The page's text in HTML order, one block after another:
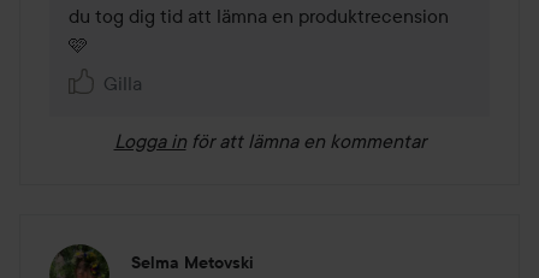
du tog dig tid att lämna en produktrecension
🩷
Gilla
Logga in för att lämna en kommentar
Selma Metovski